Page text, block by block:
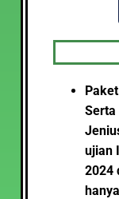
Serta
ujian
2024